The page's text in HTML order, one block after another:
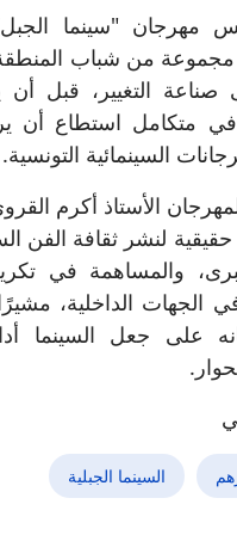
من شباب المنطقة
صناعة التغيير، قبل
متكامل استطاع أن
السينمائية التونسية.
الأستاذ أكرم
لنشر ثقافة الفن
والمساهمة في
الجهات الداخلية،
على جعل السينما أداة
السينما الجبلية